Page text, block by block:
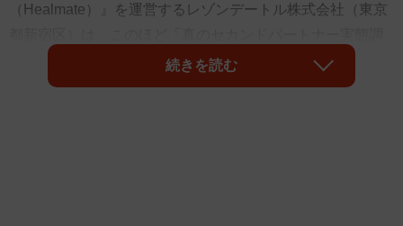
（Healmate）』を運営するレゾンデートル株式会社（東京
査2024（第3報）」の結果を発表しました。同調査による
と、婚外恋愛の一番の目的は、男性が「体の関係・セック
続きを読む